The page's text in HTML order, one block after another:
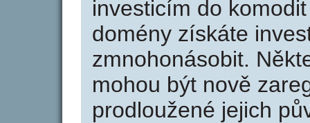
investicím do
domény získáte
zmnohonásobit.
mohou být nově
prodloužené jejich